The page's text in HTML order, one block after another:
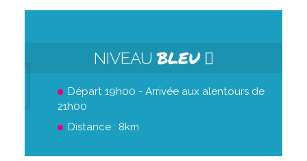
NIVEAUBLEU
Départ 19h00 - Arrivée aux alentours de
21h00
Distance : 8km